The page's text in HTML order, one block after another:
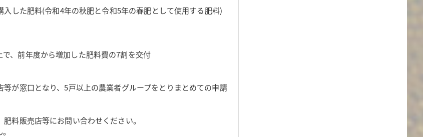
入した肥料(令和4年の秋肥と令和5年の春肥として使用する肥料)
、前年度から増加した肥料費の7割を交付
が窓口となり、5戸以上の農業者グループをとりまとめての申請
料販売店等にお問い合わせください。